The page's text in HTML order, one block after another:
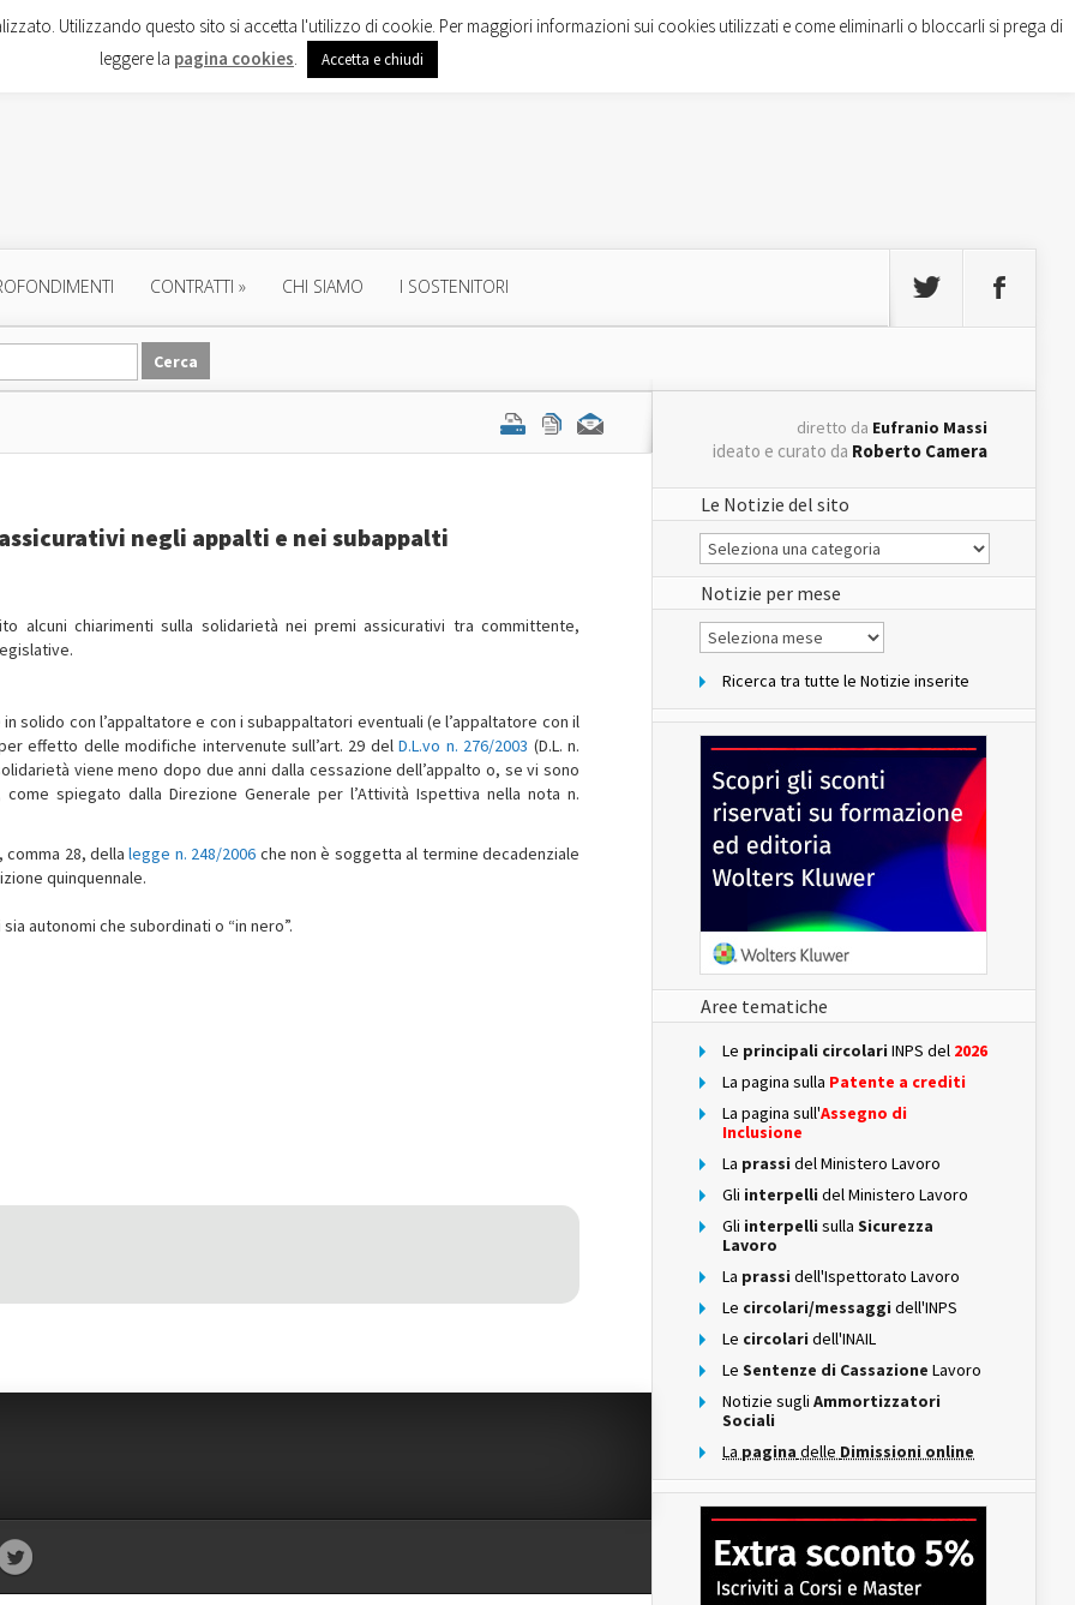
CONTRATTI » CHI SIAMO I SOSTENITORI
negli appalti e nei subappalti
alcuni chiarimenti sulla solidarietà nei premi assicurativi tra committente,
con l’appaltatore e con i subappaltatori eventuali (e l’appaltatore con il
effetto delle modifiche intervenute sull’art. 29 delD.L.vo n. 276/2003 (D.L. n.
viene meno dopo due anni dalla cessazione dell’appalto o, se vi sono
spiegato dalla Direzione Generale per l’Attività Ispettiva nella nota n.
28, dellalegge n. 248/2006 che non è soggetta al termine decadenziale
quinquennale.
autonomi che subordinati o “in nero”.
diretto da Eufranio Massi
ideato e curato da Roberto Camera
Le Notizie del sito
Le
Notizie
del
sito
Notizie per mese
Notizie
per
Ricerca tra tutte le Notizie inserite
Aree tematiche
Le principali circolari INPS del 2026
La pagina sulla Patente a crediti
La pagina sull'Assegno di
Inclusione
La prassi del Ministero Lavoro
Gli interpelli del Ministero Lavoro
Gli interpelli sulla Sicurezza
Lavoro
La prassi dell'Ispettorato Lavoro
Le circolari/messaggi dell'INPS
Le circolari dell'INAIL
Le Sentenze di Cassazione Lavoro
Notizie sugli Ammortizzatori
Sociali
La pagina delle Dimissioni online
Utilizzando questo sito si accetta l'utilizzo di cookie. Per maggiori informazioni sui cookies utilizzati e come eliminarli o bloccarli si prega di
leggere la pagina cookies. Accetta e chiudi